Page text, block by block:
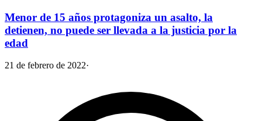
Menor de 15 años protagoniza un asalto, la
detienen, no puede ser llevada a la justicia por la
edad
21 de febrero de 2022·